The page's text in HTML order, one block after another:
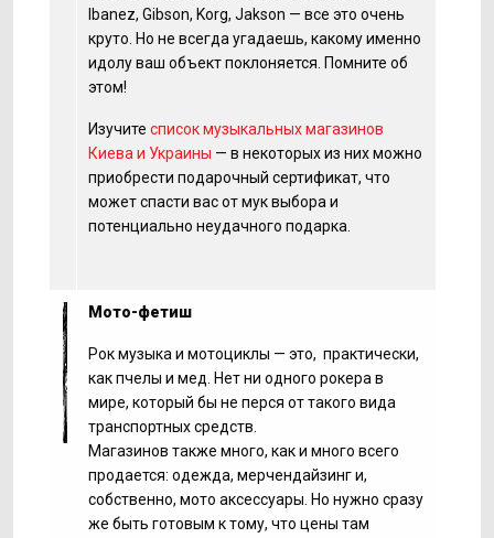
Ibanez, Gibson, Korg, Jakson — все это очень
круто. Но не всегда угадаешь, какому именно
идолу ваш объект поклоняется. Помните об
этом!
Изучите список музыкальных магазинов
Киева и Украины — в некоторых из них можно
приобрести подарочный сертификат, что
может спасти вас от мук выбора и
потенциально неудачного подарка.
Мото-фетиш
Рок музыка и мотоциклы — это, практически,
как пчелы и мед. Нет ни одного рокера в
мире, который бы не перся от такого вида
транспортных средств.
Магазинов также много, как и много всего
продается: одежда, мерчендайзинг и,
собственно, мото аксессуары. Но нужно сразу
же быть готовым к тому, что цены там